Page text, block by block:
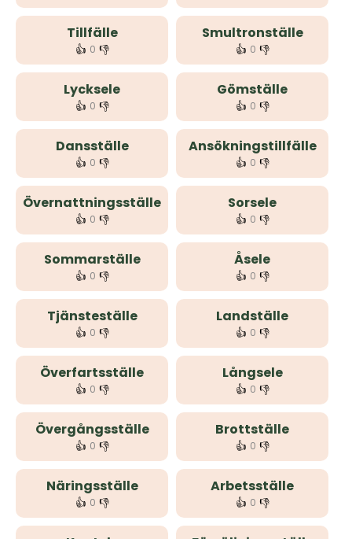
Tillfälle
👍 0 👎
Smultronställe
👍 0 👎
Lycksele
👍 0 👎
Gömställe
👍 0 👎
Dansställe
👍 0 👎
Ansökningstillfälle
👍 0 👎
Övernattningsställe
👍 0 👎
Sorsele
👍 0 👎
Sommarställe
👍 0 👎
Åsele
👍 0 👎
Tjänsteställe
👍 0 👎
Landställe
👍 0 👎
Överfartsställe
👍 0 👎
Långsele
👍 0 👎
Övergångsställe
👍 0 👎
Brottställe
👍 0 👎
Näringsställe
👍 0 👎
Arbetsställe
👍 0 👎